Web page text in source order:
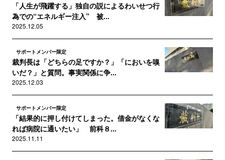
「人生が飛躍する」独自の説によるわいせつ行
為での“エネルギー注入” 被...
2025.12.05
サポートメンバー限定
裁判長は「どちらの足ですか？」「においを嗅
いだ？」と質問。事実関係に争...
2025.12.03
サポートメンバー限定
「結果的に押し付けてしまった。借金がなくな
れば病院に通いたい」 前科８...
2025.11.11